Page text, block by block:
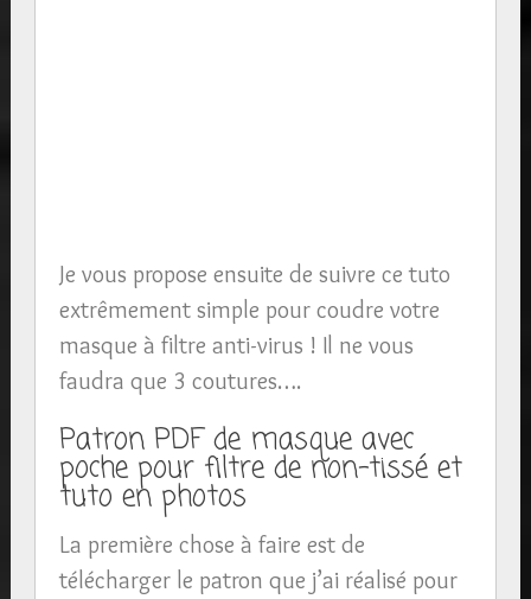
Je vous propose ensuite de suivre ce tuto
extrêmement simple pour coudre votre
masque à filtre anti-virus ! Il ne vous
faudra que 3 coutures….
Patron PDF de masque avec
poche pour filtre de non-tissé et
tuto en photos
La première chose à faire est de
télécharger le patron que j’ai réalisé pour